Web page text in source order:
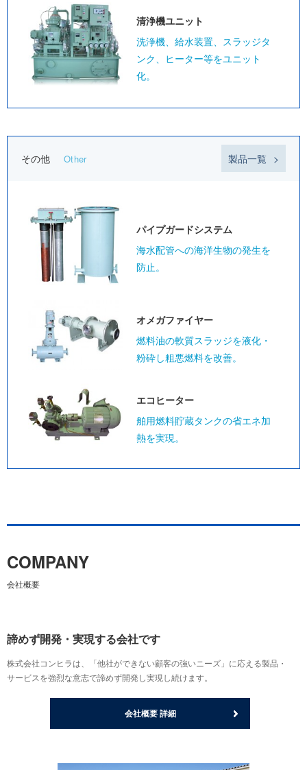
清浄機ユニット
洗浄機、給水装置、スラッジタ
ンク、ヒーター等をユニット
化。
その他 Other 製品一覧
パイプガードシステム
海水配管への海洋生物の発生を
防止。
オメガファイヤー
燃料油の軟質スラッジを液化・
粉砕し粗悪燃料を改善。
エコヒーター
舶用燃料貯蔵タンクの省エネ加
熱を実現。
COMPANY
会社概要
諦めず開発・実現する会社です
株式会社コンヒラは、「他社ができない顧客の強いニーズ」に応える製品・
サービスを強烈な意志で諦めず開発し実現し続けます。
会社概要 詳細